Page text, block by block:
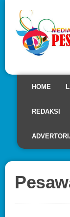
HOME
REDAKSI